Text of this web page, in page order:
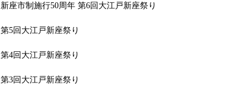
新座市制施行50周年 第6回大江戸新座祭り
第5回大江戸新座祭り
第4回大江戸新座祭り
第3回大江戸新座祭り